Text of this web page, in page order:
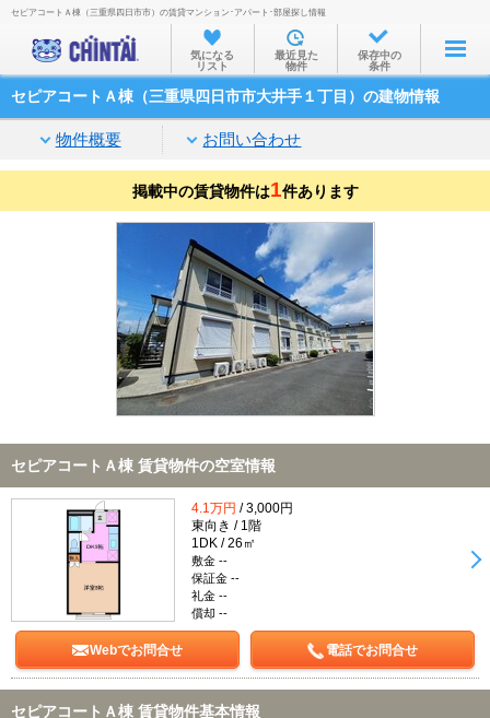
お部屋を探す
沿線・駅から
家賃相場から
通勤通学時間から
物件特集から
不動産会社から
TOP
セピアコートＡ棟（三重県四日市市）の賃貸マンション･アパート･部屋探し情報
気になる
リスト
最近見た
物件
保存中の
条件
セピアコートＡ棟（三重県四日市市大井手１丁目）の建物情報
物件概要 お問い合わせ
掲載中の賃貸物件は1件あります
セピアコートＡ棟 賃貸物件の空室情報
4.1万円 / 3,000円
東向き / 1階
1DK / 26㎡
敷金 --
保証金 --
礼金 --
償却 --
Webでお問合せ 電話でお問合せ
セピアコートＡ棟 賃貸物件基本情報